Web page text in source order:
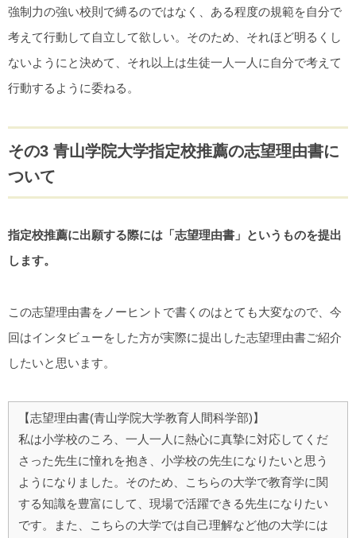
強制力の強い校則で縛るのではなく、ある程度の規範を自分で
考えて行動して自立して欲しい。そのため、それほど明るくし
ないようにと決めて、それ以上は生徒一人一人に自分で考えて
行動するように委ねる。
その3 青山学院大学指定校推薦の志望理由書に
ついて
指定校推薦に出願する際には「志望理由書」というものを提出
します。
この志望理由書をノーヒントで書くのはとても大変なので、今
回はインタビューをした方が実際に提出した志望理由書ご紹介
したいと思います。
【志望理由書(青山学院大学教育人間科学部)】
私は小学校のころ、一人一人に熱心に真摯に対応してくだ
さった先生に憧れを抱き、小学校の先生になりたいと思う
ようになりました。そのため、こちらの大学で教育学に関
する知識を豊富にして、現場で活躍できる先生になりたい
です。また、こちらの大学では自己理解など他の大学には